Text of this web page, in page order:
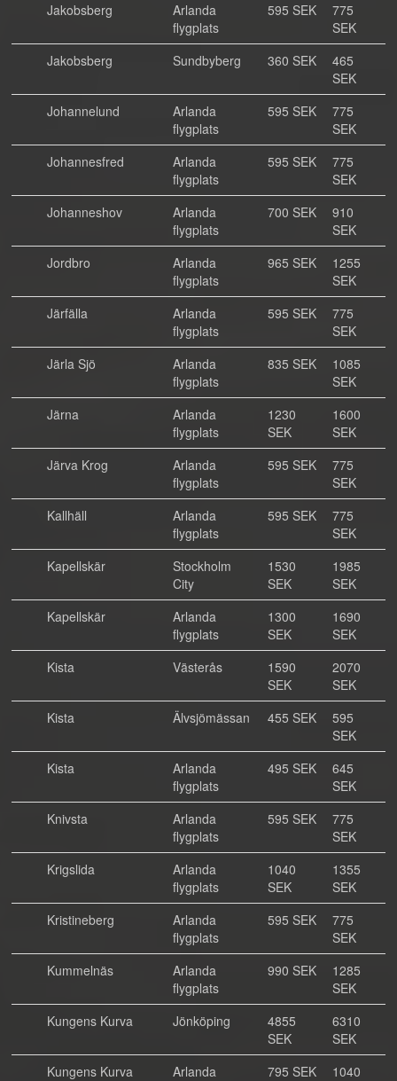
Jakobsberg
Arlanda
flygplats
595 SEK
775
SEK
Jakobsberg
Sundbyberg 360 SEK
465
SEK
Johannelund
Arlanda
flygplats
595 SEK
775
SEK
Johannesfred
Arlanda
flygplats
595 SEK
775
SEK
Johanneshov
Arlanda
flygplats
700 SEK
910
SEK
Jordbro
Arlanda
flygplats
965 SEK
1255
SEK
Järfälla
Arlanda
flygplats
595 SEK
775
SEK
Järla Sjö
Arlanda
flygplats
835 SEK
1085
SEK
Järna
Arlanda
flygplats
1230
SEK
1600
SEK
Järva Krog
Arlanda
flygplats
595 SEK
775
SEK
Kallhäll
Arlanda
flygplats
595 SEK
775
SEK
Kapellskär
Stockholm
City
1530
SEK
1985
SEK
Kapellskär
Arlanda
flygplats
1300
SEK
1690
SEK
Kista
Västerås
1590
SEK
2070
SEK
Kista
Älvsjömässan 455 SEK
595
SEK
Kista
Arlanda
flygplats
495 SEK
645
SEK
Knivsta
Arlanda
flygplats
595 SEK
775
SEK
Krigslida
Arlanda
flygplats
1040
SEK
1355
SEK
Kristineberg
Arlanda
flygplats
595 SEK
775
SEK
Kummelnäs
Arlanda
flygplats
990 SEK
1285
SEK
Kungens Kurva
Jönköping
4855
SEK
6310
SEK
Kungens Kurva
Arlanda
795 SEK
1040